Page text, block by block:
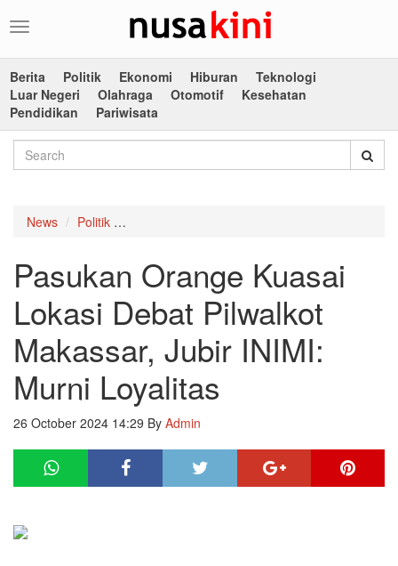
Toggle
Berita
Politik Ekonomi Hiburan
Teknologi
Luar Negeri
Olahraga Otomotif
Kesehatan
Pendidikan
Pariwisata
News Politik
Pasukan Orange Kuasai
Lokasi Debat Pilwalkot
Makassar, Jubir INIMI:
Murni Loyalitas
26 October 2024 14:29 By Admin